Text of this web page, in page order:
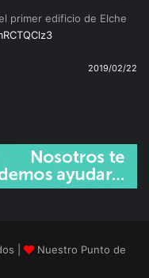
primer edificio de Elche
2019/02/22
|
Nuestro Punto de